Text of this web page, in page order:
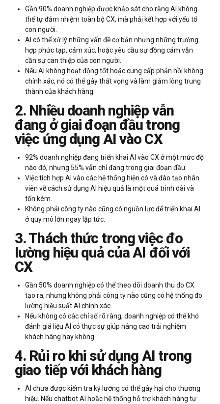
Gần 90% doanh nghiệp được khảo sát cho rằng AI không
thể tự đảm nhiệm toàn bộ CX, mà phải kết hợp với yếu tố
con người.
AI có thể xử lý những vấn đề cơ bản nhưng những trường
hợp phức tạp, cảm xúc, hoặc yêu cầu sự đồng cảm vẫn
cần sự can thiệp của con người.
Nếu AI không hoạt động tốt hoặc cung cấp phản hồi không
chính xác, nó có thể gây thất vọng và làm giảm lòng trung
thành của khách hàng.
2. Nhiều doanh nghiệp vẫn
đang ở giai đoạn đầu trong
việc ứng dụng AI vào CX
92% doanh nghiệp đang triển khai AI vào CX ở một mức độ
nào đó, nhưng 55% vẫn chỉ đang trong giai đoạn đầu.
Việc tích hợp AI vào các hệ thống hiện có và đào tạo nhân
viên về cách sử dụng AI hiệu quả là một quá trình dài và
tốn kém.
Không phải công ty nào cũng có nguồn lực để triển khai AI
ở quy mô lớn ngay lập tức.
3. Thách thức trong việc đo
lường hiệu quả của AI đối với
CX
Gần 50% doanh nghiệp có thể theo dõi doanh thu do CX
tạo ra, nhưng không phải công ty nào cũng có hệ thống đo
lường hiệu suất AI chính xác.
Nếu không có các chỉ số rõ ràng, doanh nghiệp có thể khó
đánh giá liệu AI có thực sự giúp nâng cao trải nghiệm
khách hàng hay không.
4. Rủi ro khi sử dụng AI trong
giao tiếp với khách hàng
AI chưa được kiểm tra kỹ lưỡng có thể gây hại cho thương
hiệu. Nếu chatbot AI hoặc hệ thống hỗ trợ khách hàng tự